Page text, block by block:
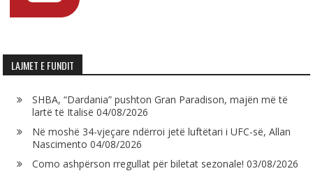
LAJMET E FUNDIT
SHBA, “Dardania” pushton Gran Paradison, majën më të
lartë të Italisë 04/08/2026
Në moshë 34-vjeçare ndërroi jetë luftëtari i UFC-së, Allan
Nascimento 04/08/2026
Como ashpërson rregullat për biletat sezonale! 03/08/2026